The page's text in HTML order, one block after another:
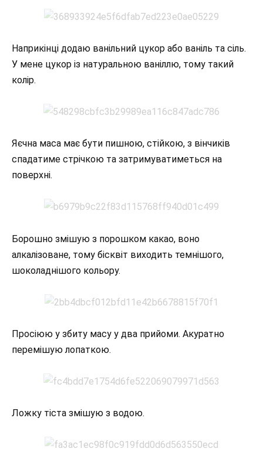
Наприкінці додаю ванільний цукор або ваніль та сіль.
У мене цукор із натуральною ваніллю, тому такий
колір.
Яєчна маса має бути пишною, стійкою, з вінчиків
спадатиме стрічкою та затримуватиметься на
поверхні.
Борошно змішую з порошком какао, воно
алкалізоване, тому бісквіт виходить темнішого,
шоколаднішого кольору.
Просіюю у збиту масу у два прийоми. Акуратно
перемішую лопаткою.
Ложку тіста змішую з водою.